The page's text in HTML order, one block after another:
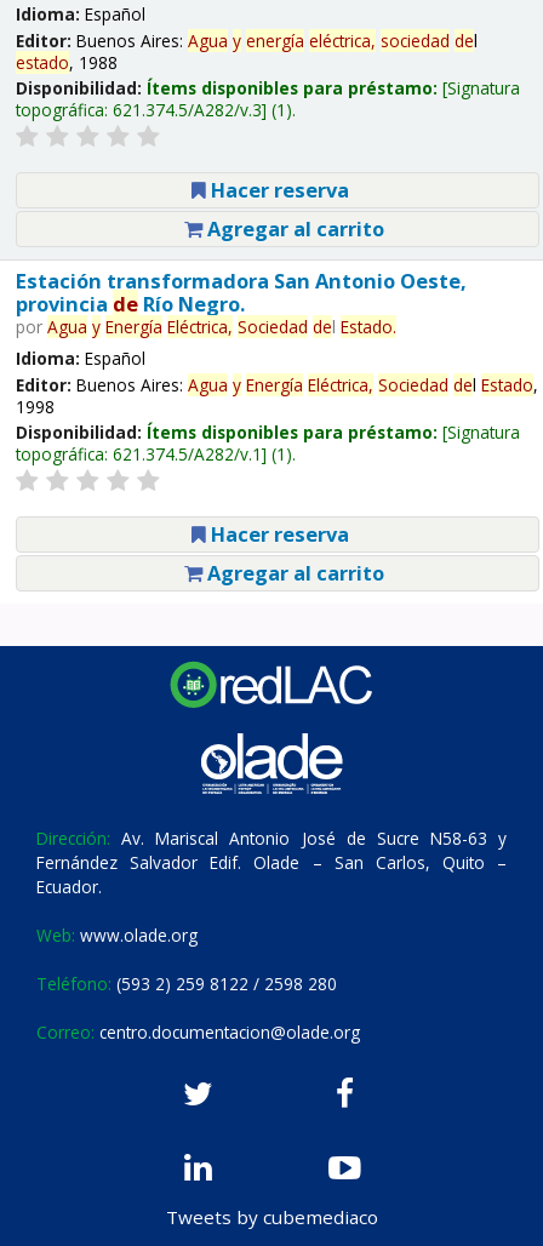
Idioma: Español
Editor: Buenos Aires: Agua y energía eléctrica, sociedad del
estado, 1988
Disponibilidad: Ítems disponibles para préstamo: Signatura
topográfica: 621.374.5/A282/v.3 (1).
Hacer reserva
Agregar al carrito
Estación transformadora San Antonio Oeste,
provincia deRío Negro.
por Agua y Energía Eléctrica, Sociedad del Estado.
Idioma: Español
Editor: Buenos Aires: Agua y Energía Eléctrica, Sociedad del Estado,
1998
Disponibilidad: Ítems disponibles para préstamo: Signatura
topográfica: 621.374.5/A282/v.1 (1).
Hacer reserva
Agregar al carrito
Dirección: Av. Mariscal Antonio José de Sucre N58-63 y
Fernández Salvador Edif. Olade – San Carlos, Quito –
Ecuador.
Web: www.olade.org
Teléfono: (593 2) 259 8122 / 2598 280
Correo: centro.documentacion@olade.org
Tweets by cubemediaco